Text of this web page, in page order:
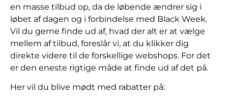
en masse tilbud op, da de løbende ændrer sig i
løbet af dagen og i forbindelse med Black Week.
Vil du gerne finde ud af, hvad der alt er at vælge
mellem af tilbud, foreslår vi, at du klikker dig
direkte videre til de forskellige webshops. For det
er den eneste rigtige måde at finde ud af det på.
Her vil du blive mødt med rabatter på: